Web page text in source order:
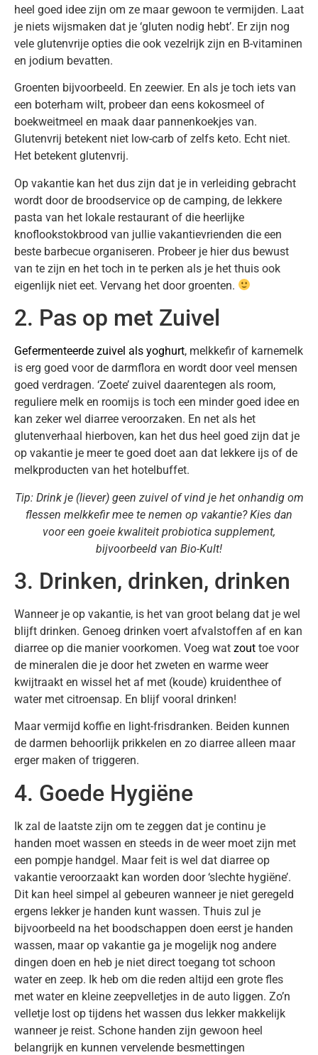
heel goed idee zijn om ze maar gewoon te vermijden. Laat
je niets wijsmaken dat je ‘gluten nodig hebt’. Er zijn nog
vele glutenvrije opties die ook vezelrijk zijn en B-vitaminen
en jodium bevatten.
Groenten bijvoorbeeld. En zeewier. En als je toch iets van
een boterham wilt, probeer dan eens kokosmeel of
boekweitmeel en maak daar pannenkoekjes van.
Glutenvrij betekent niet low-carb of zelfs keto. Echt niet.
Het betekent glutenvrij.
Op vakantie kan het dus zijn dat je in verleiding gebracht
wordt door de broodservice op de camping, de lekkere
pasta van het lokale restaurant of die heerlijke
knoflookstokbrood van jullie vakantievrienden die een
beste barbecue organiseren. Probeer je hier dus bewust
van te zijn en het toch in te perken als je het thuis ook
eigenlijk niet eet. Vervang het door groenten.
2. Pas op met Zuivel
Gefermenteerde zuivel als yoghurt, melkkefir of karnemelk
is erg goed voor de darmflora en wordt door veel mensen
goed verdragen. ‘Zoete’ zuivel daarentegen als room,
reguliere melk en roomijs is toch een minder goed idee en
kan zeker wel diarree veroorzaken. En net als het
glutenverhaal hierboven, kan het dus heel goed zijn dat je
op vakantie je meer te goed doet aan dat lekkere ijs of de
melkproducten van het hotelbuffet.
Tip: Drink je (liever) geen zuivel of vind je het onhandig om
flessen melkkefir mee te nemen op vakantie? Kies dan
voor een goeie kwaliteit probiotica supplement,
bijvoorbeeld van Bio-Kult!
3. Drinken, drinken, drinken
Wanneer je op vakantie, is het van groot belang dat je wel
blijft drinken. Genoeg drinken voert afvalstoffen af en kan
diarree op die manier voorkomen. Voeg wat zout toe voor
de mineralen die je door het zweten en warme weer
kwijtraakt en wissel het af met (koude) kruidenthee of
water met citroensap. En blijf vooral drinken!
Maar vermijd koffie en light-frisdranken. Beiden kunnen
de darmen behoorlijk prikkelen en zo diarree alleen maar
erger maken of triggeren.
4. Goede Hygiëne
Ik zal de laatste zijn om te zeggen dat je continu je
handen moet wassen en steeds in de weer moet zijn met
een pompje handgel. Maar feit is wel dat diarree op
vakantie veroorzaakt kan worden door ‘slechte hygiëne’.
Dit kan heel simpel al gebeuren wanneer je niet geregeld
ergens lekker je handen kunt wassen. Thuis zul je
bijvoorbeeld na het boodschappen doen eerst je handen
wassen, maar op vakantie ga je mogelijk nog andere
dingen doen en heb je niet direct toegang tot schoon
water en zeep. Ik heb om die reden altijd een grote fles
met water en kleine zeepvelletjes in de auto liggen. Zo’n
velletje lost op tijdens het wassen dus lekker makkelijk
wanneer je reist. Schone handen zijn gewoon heel
belangrijk en kunnen vervelende besmettingen